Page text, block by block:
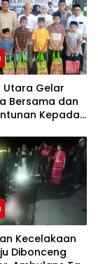
Utara Gelar
Bersama dan
Kepada
Kecelakaan
Dibonceng